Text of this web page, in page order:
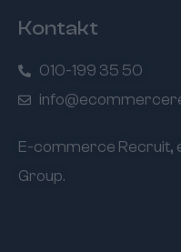
Kontakt
010-199 35 50
E-commerce Recruit,
Group.